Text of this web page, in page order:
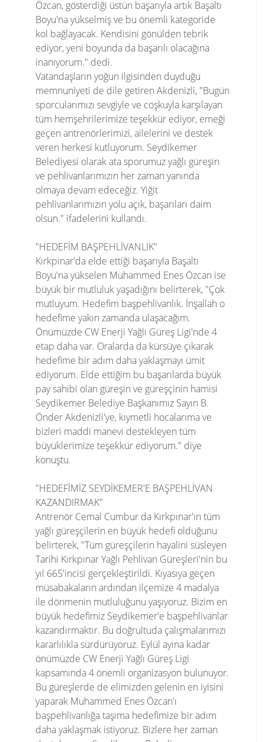
Özcan, gösterdiği üstün başarıyla artık Başaltı
Boyu'na yükselmiş ve bu önemli kategoride
kol bağlayacak. Kendisini gönülden tebrik
ediyor, yeni boyunda da başarılı olacağına
inanıyorum." dedi.
Vatandaşların yoğun ilgisinden duyduğu
memnuniyeti de dile getiren Akdenizli, "Bugün
sporcularımızı sevgiyle ve coşkuyla karşılayan
tüm hemşehrilerimize teşekkür ediyor, emeği
geçen antrenörlerimizi, ailelerini ve destek
veren herkesi kutluyorum. Seydikemer
Belediyesi olarak ata sporumuz yağlı güreşin
ve pehlivanlarımızın her zaman yanında
olmaya devam edeceğiz. Yiğit
pehlivanlarımızın yolu açık, başarıları daim
olsun." ifadelerini kullandı.
"HEDEFİM BAŞPEHLİVANLIK"
Kırkpınar'da elde ettiği başarıyla Başaltı
Boyu'na yükselen Muhammed Enes Özcan ise
büyük bir mutluluk yaşadığını belirterek, "Çok
mutluyum. Hedefim başpehlivanlık. İnşallah o
hedefime yakın zamanda ulaşacağım.
Önümüzde CW Enerji Yağlı Güreş Ligi'nde 4
etap daha var. Oralarda da kürsüye çıkarak
hedefime bir adım daha yaklaşmayı ümit
ediyorum. Elde ettiğim bu başarılarda büyük
pay sahibi olan güreşin ve güreşçinin hamisi
Seydikemer Belediye Başkanımız Sayın B.
Önder Akdenizli'ye, kıymetli hocalarıma ve
bizleri maddi manevi destekleyen tüm
büyüklerimize teşekkür ediyorum." diye
konuştu.
"HEDEFİMİZ SEYDİKEMER'E BAŞPEHLİVAN
KAZANDIRMAK"
Antrenör Cemal Cumbur da Kırkpınar'ın tüm
yağlı güreşçilerin en büyük hedefi olduğunu
belirterek, "Tüm güreşçilerin hayalini süsleyen
Tarihi Kırkpınar Yağlı Pehlivan Güreşleri'nin bu
yıl 665'incisi gerçekleştirildi. Kıyasıya geçen
müsabakaların ardından ilçemize 4 madalya
ile dönmenin mutluluğunu yaşıyoruz. Bizim en
büyük hedefimiz Seydikemer'e başpehlivanlar
kazandırmaktır. Bu doğrultuda çalışmalarımızı
kararlılıkla sürdürüyoruz. Eylül ayına kadar
önümüzde CW Enerji Yağlı Güreş Ligi
kapsamında 4 önemli organizasyon bulunuyor.
Bu güreşlerde de elimizden gelenin en iyisini
yaparak Muhammed Enes Özcan'ı
başpehlivanlığa taşıma hedefimize bir adım
daha yaklaşmak istiyoruz. Bizlere her zaman